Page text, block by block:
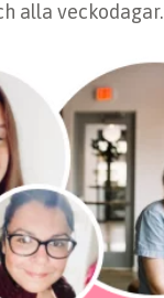
alla veckodagar.